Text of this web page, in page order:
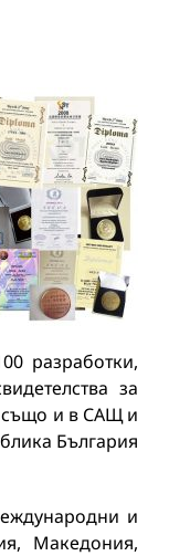
разработки,
за
също и в САЩ и
България
и
Македония,